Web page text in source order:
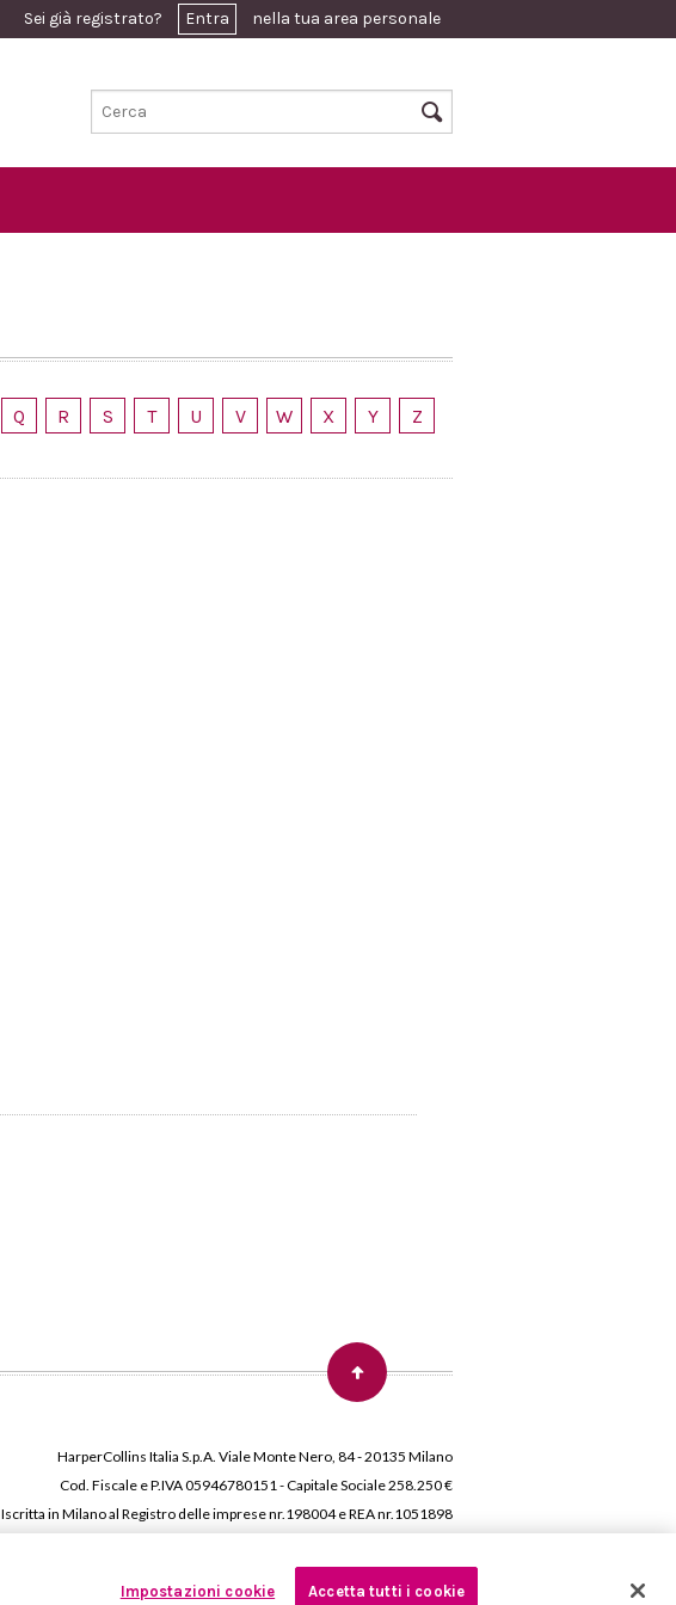
Sei già registrato? Entra nella tua area personale
Q R S T U V W X Y Z
HarperCollins Italia S.p.A. Viale Monte Nero, 84 - 20135 Milano
Cod. Fiscale e P.IVA 05946780151 - Capitale Sociale 258.250 €
Iscritta in Milano al Registro delle imprese nr.198004 e REA nr.1051898
Impostazioni cookie Accetta tutti i cookie